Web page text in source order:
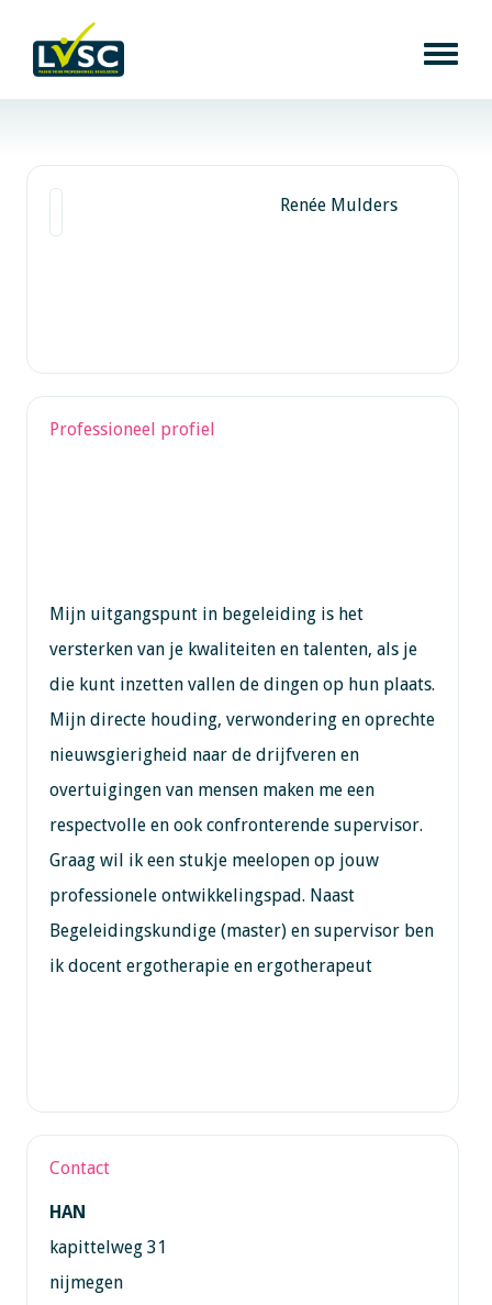
Renée Mulders
Professioneel profiel
Mijn uitgangspunt in begeleiding is het
versterken van je kwaliteiten en talenten, als je
die kunt inzetten vallen de dingen op hun plaats.
Mijn directe houding, verwondering en oprechte
nieuwsgierigheid naar de drijfveren en
overtuigingen van mensen maken me een
respectvolle en ook confronterende supervisor.
Graag wil ik een stukje meelopen op jouw
professionele ontwikkelingspad. Naast
Begeleidingskundige (master) en supervisor ben
ik docent ergotherapie en ergotherapeut
Contact
HAN
kapittelweg 31
nijmegen